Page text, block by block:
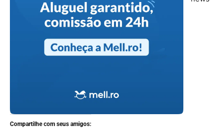
Compartilhe com seus amigos: